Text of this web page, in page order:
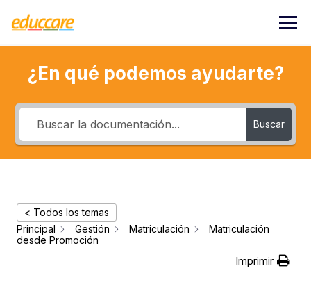
contenido
¿En qué podemos ayudarte?
Buscar
< Todos los temas
Principal
Gestión Matriculación
Matriculación
desde Promoción
Imprimir